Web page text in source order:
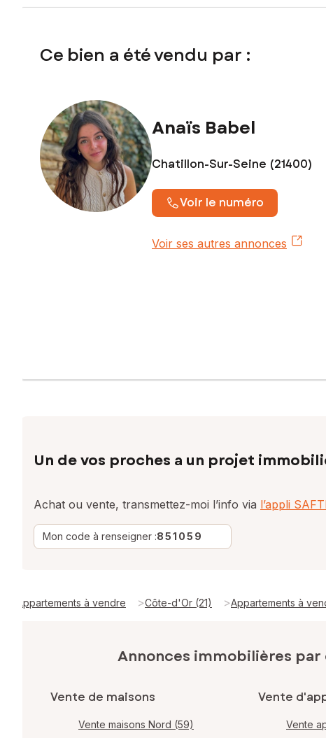
Ce bien a été vendu par :
Anaïs Babel
Chatillon-Sur-Seine (21400)
Voir le numéro
Voir ses autres annonces
Un de vos proches a un projet
Achat ou vente, transmettez-moi l’info via l’appli
Mon code à renseigner :851059
Appartements à vendre >Côte-d'Or (21) >Appartements à
Annonces immobilières
Vente de maisons
Vente maisons Nord (59)
Vente
Vente